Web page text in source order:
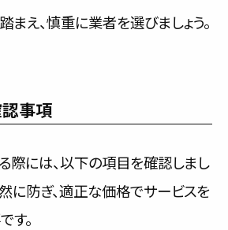
え、慎重に業者を選びましょう。
事項
際には、以下の項目を確認しまし
然に防ぎ、適正な価格でサービスを
す。